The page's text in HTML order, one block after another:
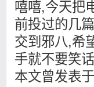
嘻嘻,今天把
前投过的几
交到邪八,希
手就不要笑
本文曾发表